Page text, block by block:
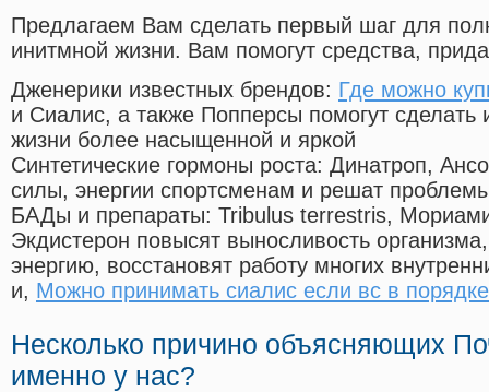
Предлагаем Вам сделать первый шаг для
инитмной жизни. Вам помогут средства,
Дженерики известных брендов: Где можно
и Сиалис, а также Попперсы помогут
жизни более насыщенной и яркой
Синтетические гормоны роста: Динатроп,
силы, энергии спортсменам и решат
БАДы и препараты: Tribulus terrestris,
Экдистерон повысят выносливость
энергию, восстановят работу многих
и, Можно принимать сиалис если вс в
Несколько причино объясняющих
именно у нас?